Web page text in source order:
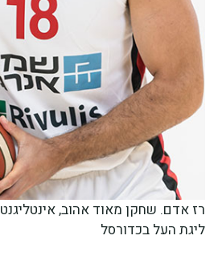
רז אדם. שחקן מאוד אהוב,
ליגת העל בכדורסל